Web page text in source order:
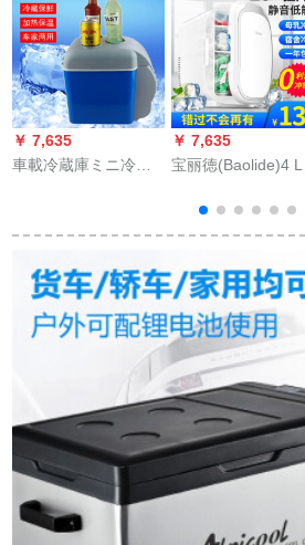
￥ 7,635
車載冷蔵庫ミニ冷蔵
7.5 L車載冷蔵庫【3
￥ 7,635
宝丽徳(Baolide)4 L
型便利ママク母乳化
粧品小冷蔵庫ミニ
【车家兼用】